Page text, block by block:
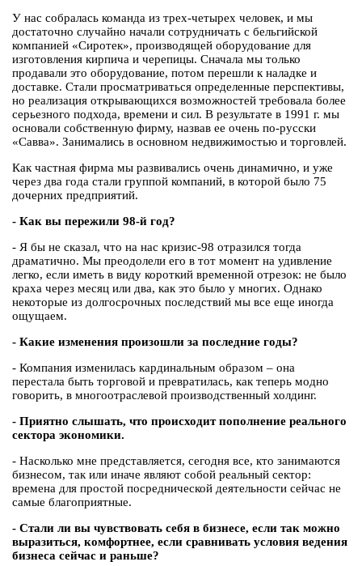
У нас собралась команда из трех-четырех человек, и мы
достаточно случайно начали сотрудничать с бельгийской
компанией «Сиротек», производящей оборудование для
изготовления кирпича и черепицы. Сначала мы только
продавали это оборудование, потом перешли к наладке и
доставке. Стали просматриваться определенные перспективы,
но реализация открывающихся возможностей требовала более
серьезного подхода, времени и сил. В результате в 1991 г. мы
основали собственную фирму, назвав ее очень по-русски
«Савва». Занимались в основном недвижимостью и торговлей.
Как частная фирма мы развивались очень динамично, и уже
через два года стали группой компаний, в которой было 75
дочерних предприятий.
- Как вы пережили 98-й год?
- Я бы не сказал, что на нас кризис-98 отразился тогда
драматично. Мы преодолели его в тот момент на удивление
легко, если иметь в виду короткий временной отрезок: не было
краха через месяц или два, как это было у многих. Однако
некоторые из долгосрочных последствий мы все еще иногда
ощущаем.
- Какие изменения произошли за последние годы?
- Компания изменилась кардинальным образом – она
перестала быть торговой и превратилась, как теперь модно
говорить, в многоотраслевой производственный холдинг.
- Приятно слышать, что происходит пополнение реального
сектора экономики.
- Насколько мне представляется, сегодня все, кто занимаются
бизнесом, так или иначе являют собой реальный сектор:
времена для простой посреднической деятельности сейчас не
самые благоприятные.
- Стали ли вы чувствовать себя в бизнесе, если так можно
выразиться, комфортнее, если сравнивать условия ведения
бизнеса сейчас и раньше?